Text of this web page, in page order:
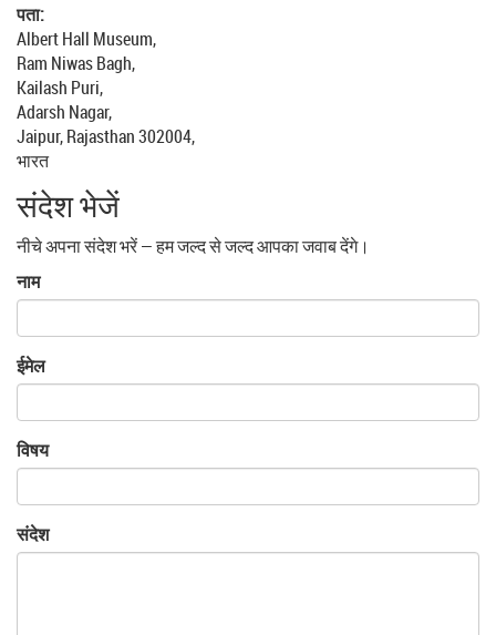
पता:
Albert Hall Museum,
Ram Niwas Bagh,
Kailash Puri,
Adarsh Nagar,
Jaipur, Rajasthan 302004,
भारत
संदेश भेजें
नीचे अपना संदेश भरें — हम जल्द से जल्द आपका जवाब देंगे।
नाम
ईमेल
विषय
संदेश